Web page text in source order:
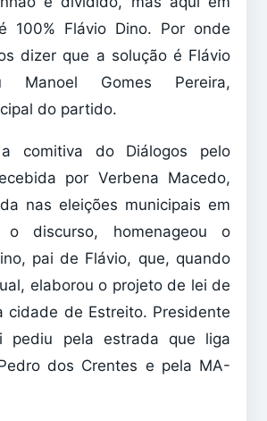
100% Flávio Dino. Por onde
dizer que a solução é Flávio
Manoel Gomes Pereira,
do partido.
comitiva do Diálogos pelo
por Verbena Macedo,
nas eleições municipais em
o discurso, homenageou o
pai de Flávio, que, quando
elaborou o projeto de lei de
cidade de Estreito. Presidente
pediu pela estrada que liga
dos Crentes e pela MA-